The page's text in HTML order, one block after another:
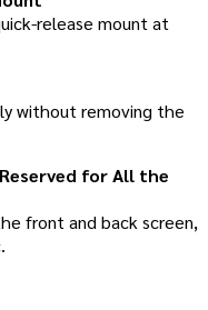
release mount at
without removing the
for All the
front and back screen,